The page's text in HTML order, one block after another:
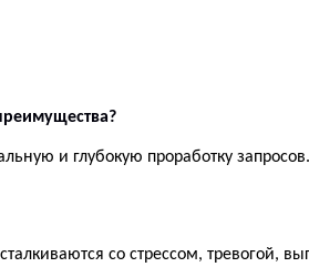
?
и глубокую проработку запросов.
со стрессом, тревогой,